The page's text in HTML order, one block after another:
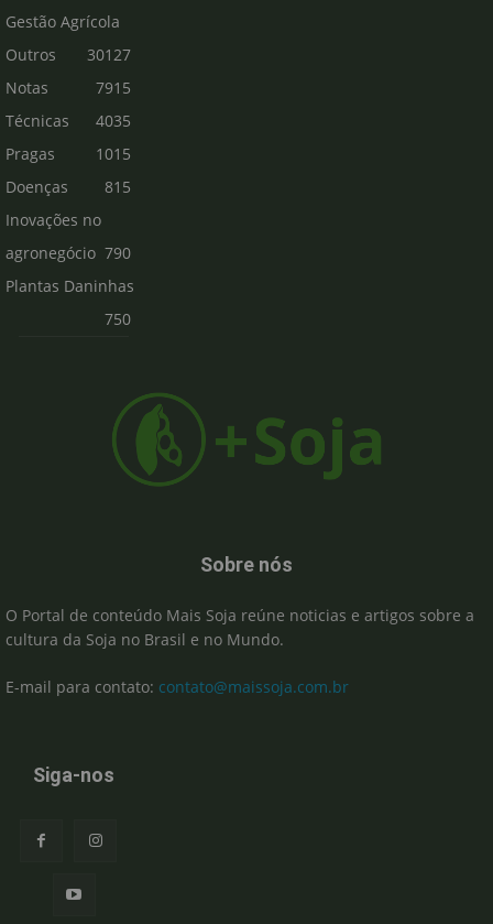
Gestão Agrícola
30127
Outros
7915
Notas
Técnicas
4035
Pragas
1015
Doenças
815
Inovações no
agronegócio 790
Plantas Daninhas
750
Sobre nós
O Portal de conteúdo Mais Soja reúne noticias e artigos sobre a
cultura da Soja no Brasil e no Mundo.
E-mail para contato: contato@maissoja.com.br
Siga-nos